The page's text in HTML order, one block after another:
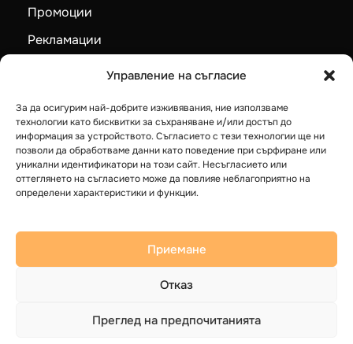
Управление на съгласие
За да осигурим най-добрите изживявания, ние използваме
технологии като бисквитки за съхраняване и/или достъп до
информация за устройството. Съгласието с тези технологии ще ни
позволи да обработваме данни като поведение при сърфиране или
уникални идентификатори на този сайт. Несъгласието или
оттеглянето на съгласието може да повлияе неблагоприятно на
определени характеристики и функции.
Приемане
Отказ
Преглед на предпочитанията
Промоции
Рекламации
Карта на сайта
Категории
Пелетни камини
Камини на дърва
Котли на твърдо гориво
© 2025 Герак ЕООД. Всички права запазени.